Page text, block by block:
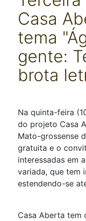
Casa
tema
gente:
brota
Na quinta-feira
do projeto Casa
Mato-grossense
gratuita e o
interessadas em
variada, que tem
estendendo-se
Casa Aberta tem